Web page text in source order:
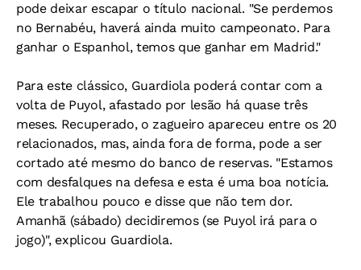
pode deixar escapar o título nacional. "Se perdemos
no Bernabéu, haverá ainda muito campeonato. Para
ganhar o Espanhol, temos que ganhar em Madrid."
Para este clássico, Guardiola poderá contar com a
volta de Puyol, afastado por lesão há quase três
meses. Recuperado, o zagueiro apareceu entre os 20
relacionados, mas, ainda fora de forma, pode a ser
cortado até mesmo do banco de reservas. "Estamos
com desfalques na defesa e esta é uma boa notícia.
Ele trabalhou pouco e disse que não tem dor.
Amanhã (sábado) decidiremos (se Puyol irá para o
jogo)", explicou Guardiola.